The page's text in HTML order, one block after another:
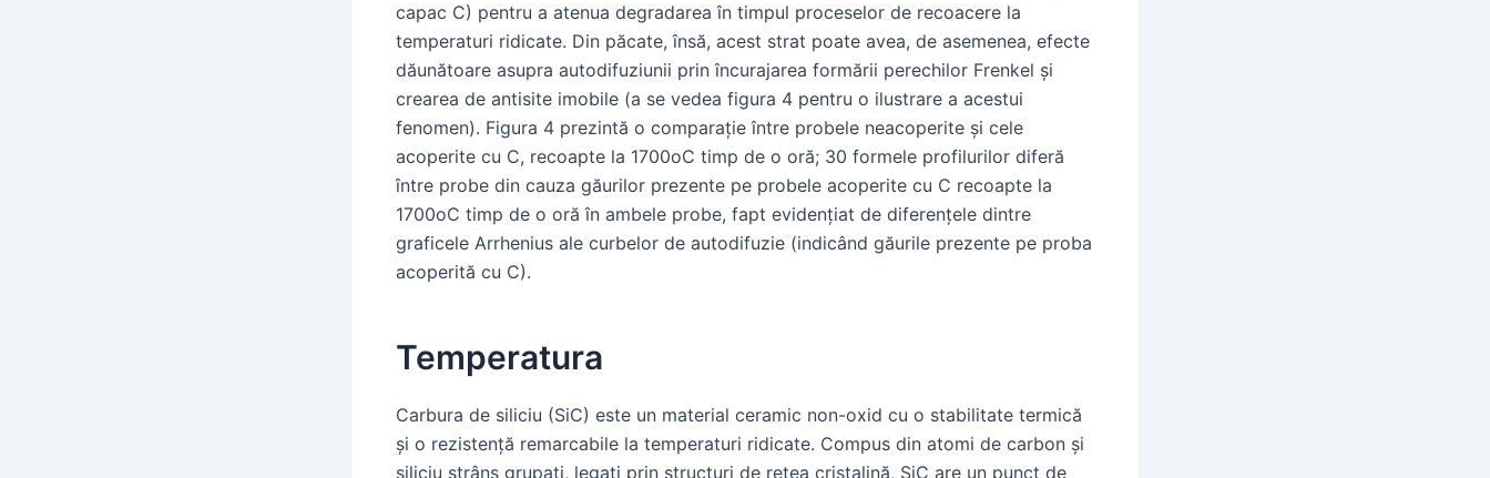
capac C) pentru a atenua degradarea în timpul proceselor de recoacere la
temperaturi ridicate. Din păcate, însă, acest strat poate avea, de asemenea, efecte
dăunătoare asupra autodifuziunii prin încurajarea formării perechilor Frenkel și
crearea de antisite imobile (a se vedea figura 4 pentru o ilustrare a acestui
fenomen). Figura 4 prezintă o comparație între probele neacoperite și cele
acoperite cu C, recoapte la 1700oC timp de o oră; 30 formele profilurilor diferă
între probe din cauza găurilor prezente pe probele acoperite cu C recoapte la
1700oC timp de o oră în ambele probe, fapt evidențiat de diferențele dintre
graficele Arrhenius ale curbelor de autodifuzie (indicând găurile prezente pe proba
acoperită cu C).
Temperatura
Carbura de siliciu (SiC) este un material ceramic non-oxid cu o stabilitate termică
și o rezistență remarcabile la temperaturi ridicate. Compus din atomi de carbon și
siliciu strâns grupați, legați prin structuri de rețea cristalină, SiC are un punct de